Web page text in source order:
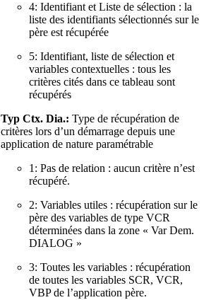
4: Identifiant et Liste de sélection : la
liste des identifiants sélectionnés sur le
père est récupérée
5: Identifiant, liste de sélection et
variables contextuelles : tous les
critères cités dans ce tableau sont
récupérés
Typ Ctx. Dia.: Type de récupération de
critères lors d’un démarrage depuis une
application de nature paramétrable
1: Pas de relation : aucun critère n’est
récupéré.
2: Variables utiles : récupération sur le
père des variables de type VCR
déterminées dans la zone « Var Dem.
DIALOG »
3: Toutes les variables : récupération
de toutes les variables SCR, VCR,
VBP de l’application père.